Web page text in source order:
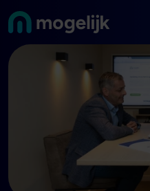
Naar de homepage van